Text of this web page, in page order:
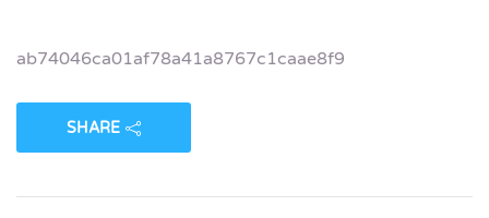
ab74046ca01af78a41a8767c1caae8f9
SHARE